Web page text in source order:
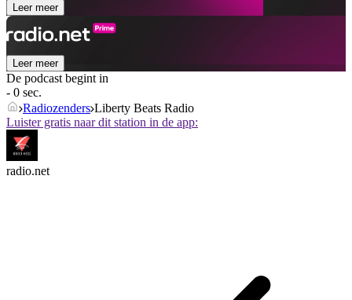
Leer meer
Leer meer
De podcast begint in
- 0 sec.
Radiozenders Liberty Beats Radio
Luister gratis naar dit station in de app:
radio.net